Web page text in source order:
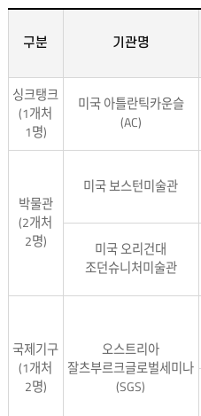
구분 기관명
싱크탱크
(1개처
1명)
미국 아틀란틱카운슬
(AC)
박물관
(2개처
2명)
미국 보스턴미술관
미국 오리건대
조던슈니처미술관
국제기구
(1개처
2명)
오스트리아
잘츠부르크글로벌세미나
(SGS)